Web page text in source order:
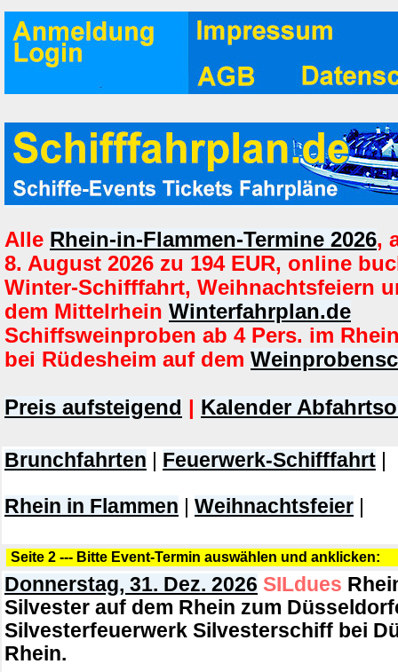
Alle Rhein-in-Flammen-Termine 2026,
8. August 2026 zu 194 EUR, online
Winter-Schifffahrt, Weihnachtsfeiern
dem Mittelrhein Winterfahrplan.de
Schiffsweinproben ab 4 Pers. im
bei Rüdesheim auf dem
Preis aufsteigend | Kalender
Brunchfahrten Feuerwerk-Schifffahrt
Rhein in Flammen Weihnachtsfeier
Seite 2 --- Bitte Event-Termin auswählen und anklicken:
Donnerstag, 31. Dez. 2026 SILdues
Silvester auf dem Rhein zum
Silvesterfeuerwerk Silvesterschiff bei
Rhein.